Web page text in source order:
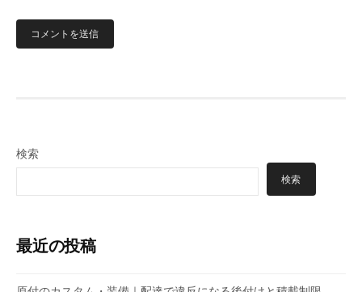
検索
検索
最近の投稿